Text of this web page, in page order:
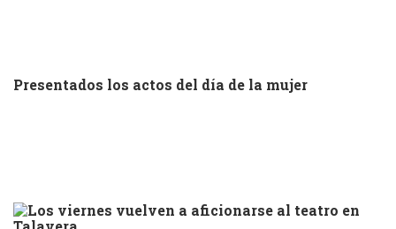
Presentados los actos del día de la mujer